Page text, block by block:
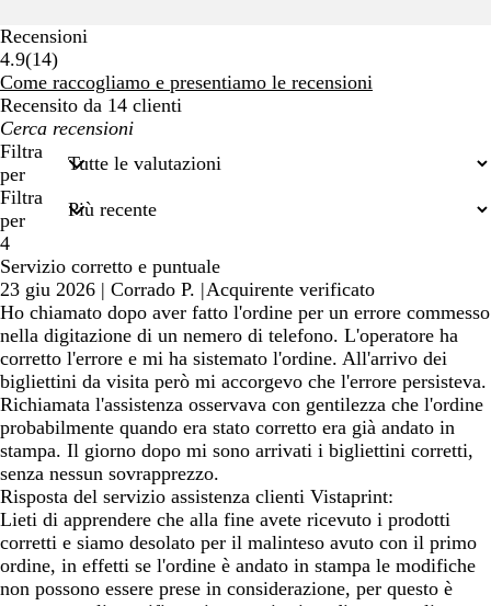
Recensioni
4.9(1414
recensioni
)
Come raccogliamo e presentiamo le recensioni
Recensito da 14 clienti
I
miei
termini
di
ricerca
Filtra
per
Filtra
per
4
Servizio corretto e puntuale
23 giu 2026 | Corrado P. |Acquirente verificato
Ho chiamato dopo aver fatto l'ordine per un errore commesso
nella digitazione di un nemero di telefono. L'operatore ha
corretto l'errore e mi ha sistemato l'ordine. All'arrivo dei
bigliettini da visita però mi accorgevo che l'errore persisteva.
Richiamata l'assistenza osservava con gentilezza che l'ordine
probabilmente quando era stato corretto era già andato in
stampa. Il giorno dopo mi sono arrivati i bigliettini corretti,
senza nessun sovrapprezzo.
Risposta del servizio assistenza clienti Vistaprint:
Lieti di apprendere che alla fine avete ricevuto i prodotti
corretti e siamo desolato per il malinteso avuto con il primo
ordine, in effetti se l'ordine è andato in stampa le modifiche
non possono essere prese in considerazione, per questo è